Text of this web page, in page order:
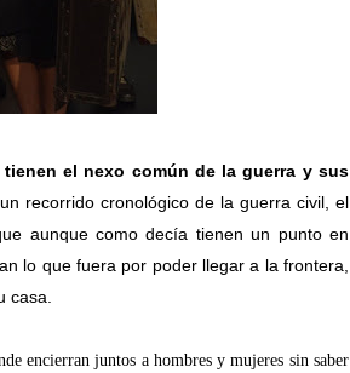
el nexo común de la guerra y sus
recorrido cronológico de la guerra civil, el
aunque como decía tienen un punto en
lo que fuera por poder llegar a la frontera,
casa.
encierran juntos a hombres y mujeres sin saber